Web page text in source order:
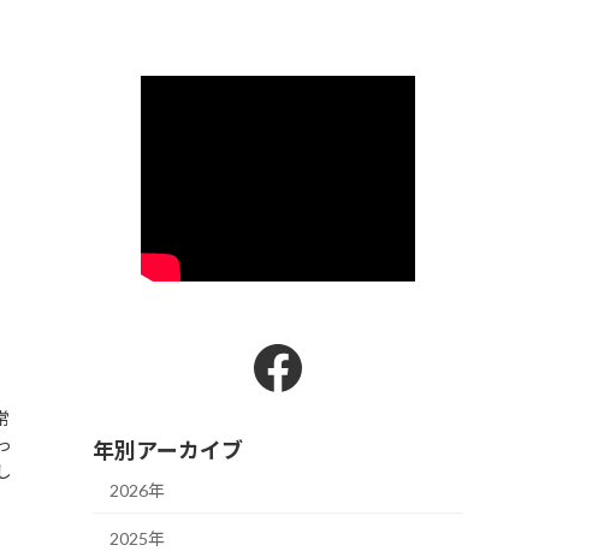
FaceBookページ
年別アーカイブ
2026年
2025年